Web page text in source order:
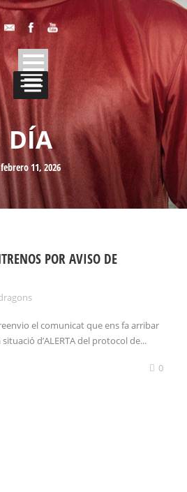
DÍA
febrero 11, 2026
POR AVISO DE
el comunicat que ens fa arribar
situació d’ALERTA del protocol de...
0